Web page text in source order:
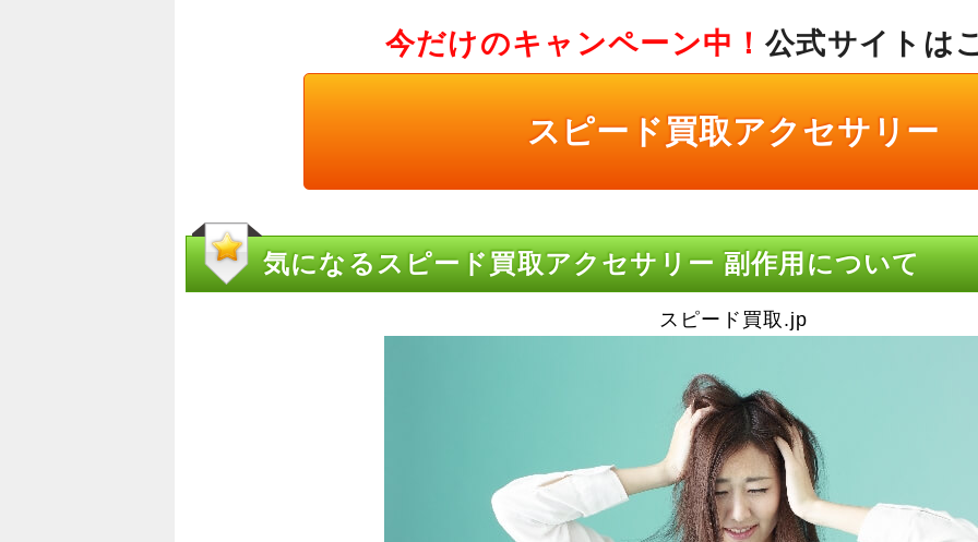
今だけのキャンペーン中！ 公式サイトは
スピード買取アクセサリー
気になるスピード買取アクセサリー 副作用について
スピード買取.jp